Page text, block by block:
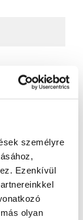
személyre
Ezenkívül
olyan